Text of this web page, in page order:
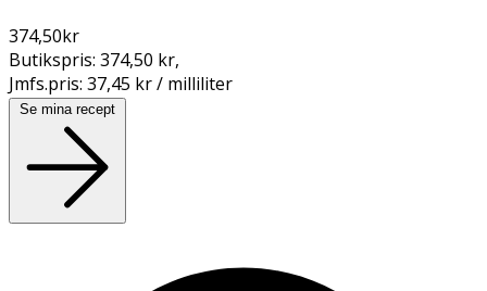
374,50kr
Butikspris: 374,50 kr,
Jmfs.pris: 37,45 kr / milliliter
Se mina recept